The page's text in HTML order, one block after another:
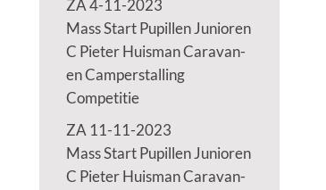
ZA 4-11-2023
Mass Start Pupillen Junioren
C Pieter Huisman Caravan-
en Camperstalling
Competitie
ZA 11-11-2023
Mass Start Pupillen Junioren
C Pieter Huisman Caravan-